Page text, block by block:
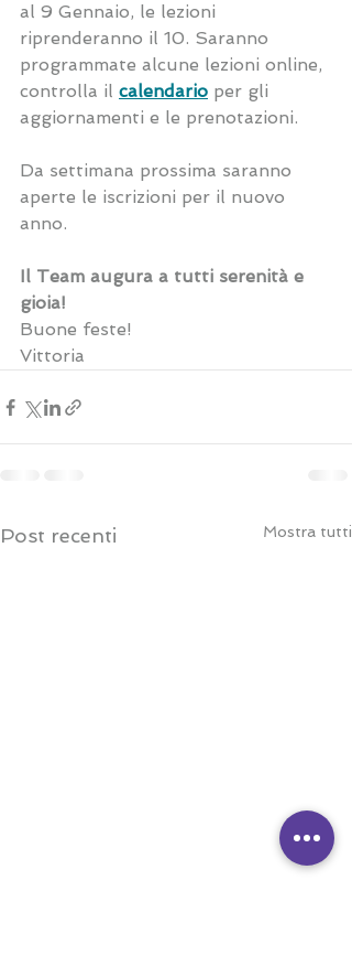
al 9 Gennaio, le lezioni
riprenderanno il 10. Saranno
programmate alcune lezioni online,
controlla il calendario per gli
aggiornamenti e le prenotazioni.
Da settimana prossima saranno
aperte le iscrizioni per il nuovo
anno.
Il Team augura a tutti serenità e
gioia!
Buone feste!
Vittoria
Post recenti Mostra tutti